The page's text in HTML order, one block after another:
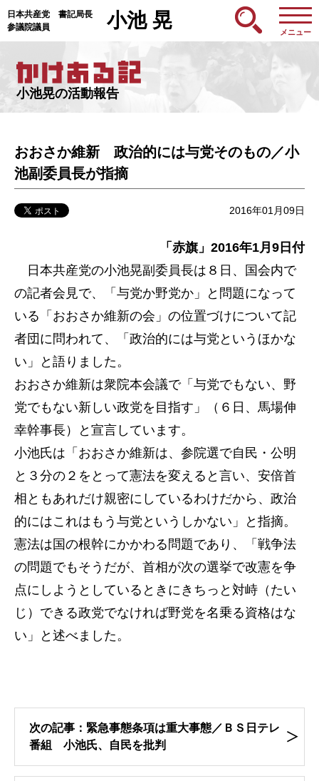
日本共産党 書記局長
参議院議員
小池 晃
メニュー
小池晃の活動報告
おおさか維新 政治的には与党そのもの／小
池副委員長が指摘
2016年01月09日
「赤旗」2016年1月9日付
日本共産党の小池晃副委員長は８日、国会内で
の記者会見で、「与党か野党か」と問題になって
いる「おおさか維新の会」の位置づけについて記
者団に問われて、「政治的には与党というほかな
い」と語りました。
おおさか維新は衆院本会議で「与党でもない、野
党でもない新しい政党を目指す」（６日、馬場伸
幸幹事長）と宣言しています。
小池氏は「おおさか維新は、参院選で自民・公明
と３分の２をとって憲法を変えると言い、安倍首
相ともあれだけ親密にしているわけだから、政治
的にはこれはもう与党というしかない」と指摘。
憲法は国の根幹にかかわる問題であり、「戦争法
の問題でもそうだが、首相が次の選挙で改憲を争
点にしようとしているときにきちっと対峙（たい
じ）できる政党でなければ野党を名乗る資格はな
い」と述べました。
次の記事：緊急事態条項は重大事態／ＢＳ日テレ
番組 小池氏、自民を批判